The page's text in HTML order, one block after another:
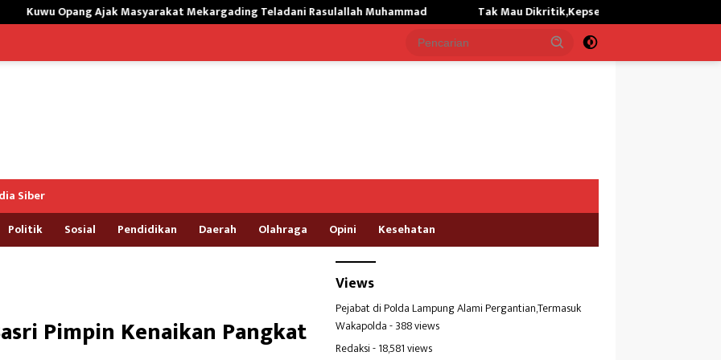
Mekargading Teladani Rasulallah Muhammad Tak Mau Dikritik,Kepsek SMKN 01 Gunung Labuhan Akan Hengkang
Siber
Politik Sosial Pendidikan Daerah Olahraga Opini Kesehatan
Pimpin Kenaikan Pangkat
Views
Pejabat di Polda Lampung Alami Pergantian,Termasuk
Wakapolda- 388 views
Redaksi- 18,581 views